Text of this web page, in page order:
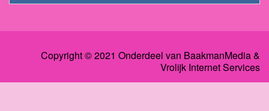
Copyright © 2021 Onderdeel van BaakmanMedia&
Vrolijk Internet Services